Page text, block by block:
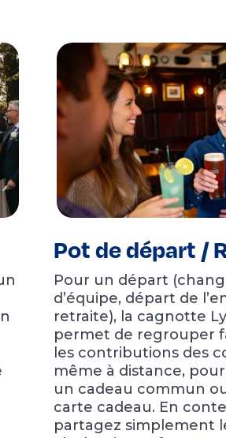
Pot de départ /
Pour un départ
d’équipe, départ de
retraite), la cagnotte
permet de regrouper
les contributions des
même à distance,
un cadeau commun
carte cadeau. En
partagez simplement